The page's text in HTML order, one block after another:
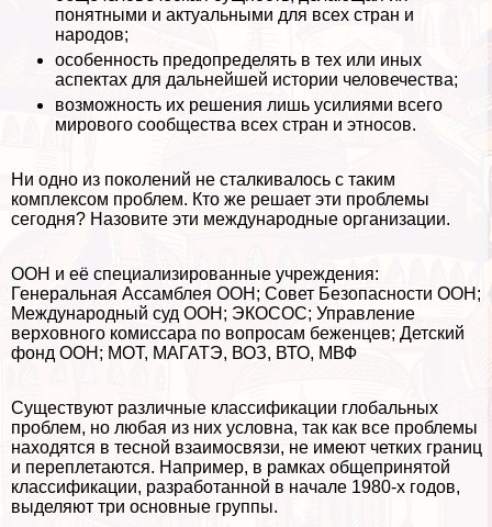
понятными и актуальными для всех стран и
народов;
особенность предопределять в тех или иных
аспектах для дальнейшей истории человечества;
возможность их решения лишь усилиями всего
мирового сообщества всех стран и этносов.
Ни одно из поколений не сталкивалось с таким
комплексом проблем. Кто же решает эти проблемы
сегодня? Назовите эти международные организации.
ООН и её специализированные учреждения:
Генеральная Ассамблея ООН; Совет Безопасности ООН;
Международный суд ООН; ЭКОСОС; Управление
верховного комиссара по вопросам беженцев; Детский
фонд ООН; МОТ, МАГАТЭ, ВОЗ, ВТО, МВФ
Существуют различные классификации глобальных
проблем, но любая из них условна, так как все проблемы
находятся в тесной взаимосвязи, не имеют четких границ
и переплетаются. Например, в рамках общепринятой
классификации, разработанной в начале 1980-х годов,
выделяют три основные группы.